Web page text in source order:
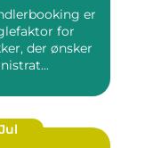
er
for
der ønsker